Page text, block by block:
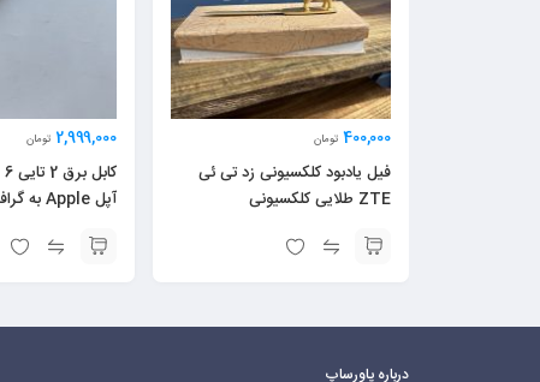
400,000 تومان
فیل یادبود کلکسیونی زد تی ئی
ZTE طلایی کلکسیونی
2,999,000 تومان
آپل Apple به گرافیک
درباره پاورساپ